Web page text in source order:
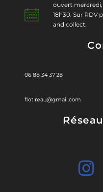
ouvert mercredi,
18h30. Sur RDV
and collect.
06 88 34 37 28
flotireau@gmail.com